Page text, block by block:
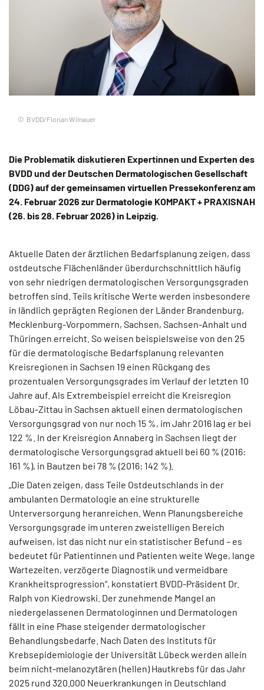
BVDD/Florian Wilnauer
Die Problematik diskutieren Expertinnen und Experten des
BVDD und der Deutschen Dermatologischen Gesellschaft
(DDG) auf der gemeinsamen virtuellen Pressekonferenz am
24. Februar 2026 zur Dermatologie KOMPAKT + PRAXISNAH
(26. bis 28. Februar 2026) in Leipzig.
Aktuelle Daten der ärztlichen Bedarfsplanung zeigen, dass
ostdeutsche Flächenländer überdurchschnittlich häufig
von sehr niedrigen dermatologischen Versorgungsgraden
betroffen sind. Teils kritische Werte werden insbesondere
in ländlich geprägten Regionen der Länder Brandenburg,
Mecklenburg-Vorpommern, Sachsen, Sachsen-Anhalt und
Thüringen erreicht. So weisen beispielsweise von den 25
für die dermatologische Bedarfsplanung relevanten
Kreisregionen in Sachsen 19 einen Rückgang des
prozentualen Versorgungsgrades im Verlauf der letzten 10
Jahre auf. Als Extrembeispiel erreicht die Kreisregion
Löbau-Zittau in Sachsen aktuell einen dermatologischen
Versorgungsgrad von nur noch 15 %, im Jahr 2016 lag er bei
122 %. In der Kreisregion Annaberg in Sachsen liegt der
dermatologische Versorgungsgrad aktuell bei 60 % (2016:
161 %), in Bautzen bei 78 % (2016: 142 %).
„Die Daten zeigen, dass Teile Ostdeutschlands in der
ambulanten Dermatologie an eine strukturelle
Unterversorgung heranreichen. Wenn Planungsbereiche
Versorgungsgrade im unteren zweistelligen Bereich
aufweisen, ist das nicht nur ein statistischer Befund – es
bedeutet für Patientinnen und Patienten weite Wege, lange
Wartezeiten, verzögerte Diagnostik und vermeidbare
Krankheitsprogression“, konstatiert BVDD-Präsident Dr.
Ralph von Kiedrowski. Der zunehmende Mangel an
niedergelassenen Dermatologinnen und Dermatologen
fällt in eine Phase steigender dermatologischer
Behandlungsbedarfe. Nach Daten des Instituts für
Krebsepidemiologie der Universität Lübeck werden allein
beim nicht-melanozytären (hellen) Hautkrebs für das Jahr
2025 rund 320.000 Neuerkrankungen in Deutschland